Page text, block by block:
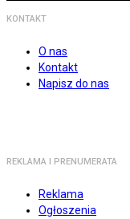
KONTAKT
O nas
Kontakt
Napisz do nas
REKLAMA I PRENUMERATA
Reklama
Ogłoszenia